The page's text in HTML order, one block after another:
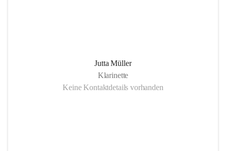
Jutta Müller
Klarinette
Keine Kontaktdetails vorhanden